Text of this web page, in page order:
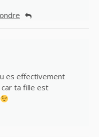
es effectivement
ta fille est